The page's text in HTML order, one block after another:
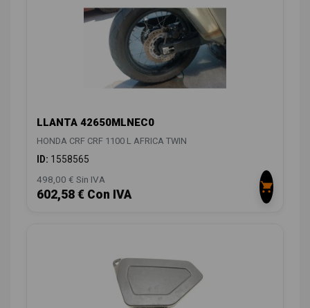
LLANTA 42650MLNEC0
HONDA CRF CRF 1100 L AFRICA TWIN
ID: 1558565
498,00 € Sin IVA
602,58 € Con IVA